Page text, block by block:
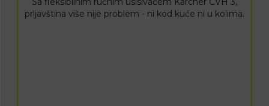
prljavština više nije problem - ni kod kuće ni u kolima.